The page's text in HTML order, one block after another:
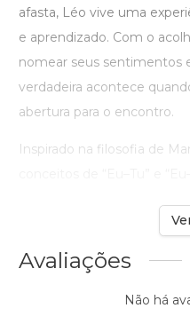
afasta, Léo vive uma
e aprendizado. Com o
nomear seus sentimentos
verdadeira acontece
abertura para o encontro.
Inspirado na filosofia de
Avaliações
Não há